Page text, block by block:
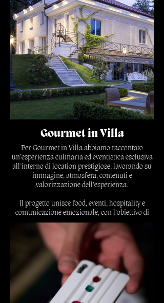
Scopri di più
Gourmet in Villa
Per Gourmet in Villa abbiamo raccontato
un’esperienza culinaria ed eventistica esclusiva
all’interno di location prestigiose, lavorando su
immagine, atmosfera, contenuti e
valorizzazione dell’esperienza.
Il progetto unisce food, eventi, hospitality e
comunicazione emozionale, con l’obiettivo di
trasmettere eleganza, cura del dettaglio e valore
percepito.
Scopri di più